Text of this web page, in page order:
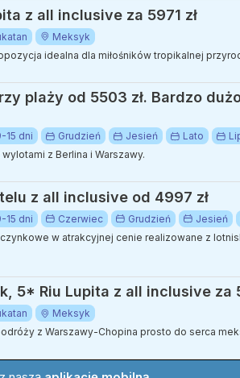
z all inclusive za 5971 zł
Meksyk
idealna dla miłośników tropikalnej
plaży od 5503 zł. Bardzo
15 dni Grudzień Jesień Lato
z Berlina i Warszawy.
z all inclusive od 4997 zł
15 dni Czerwiec Grudzień Jesień
w atrakcyjnej cenie realizowane z
5* Riu Lupita z all inclusive za
Meksyk
z Warszawy-Chopina prosto do serca